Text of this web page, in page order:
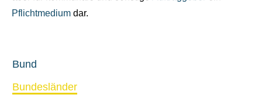
Pflichtmedium dar.
Bund
Bundesländer